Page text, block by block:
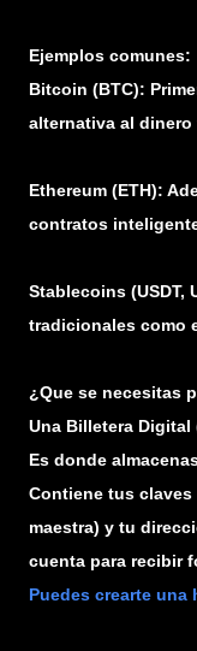
Ejemplos comunes:
Bitcoin (BTC):
alternativa al
Ethereum (ETH):
contratos
Stablecoins (USDT,
tradicionales como
¿Que se necesitas
Una Billetera Digital
Es donde
Contiene tus
maestra) y tu
cuenta para recibir
Puedes crearte una